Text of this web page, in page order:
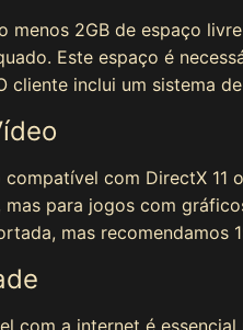
menos 2GB de espaço
Este espaço é
cliente inclui um sistema
com DirectX
para jogos com
mas recomendamos
com a internet é